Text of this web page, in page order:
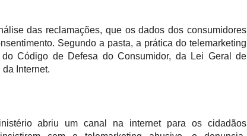
das reclamações, que os dados dos consumidores
Segundo a pasta, a prática do telemarketing
Código de Defesa do Consumidor, da Lei Geral de
Internet.
abriu um canal na internet para os cidadãos